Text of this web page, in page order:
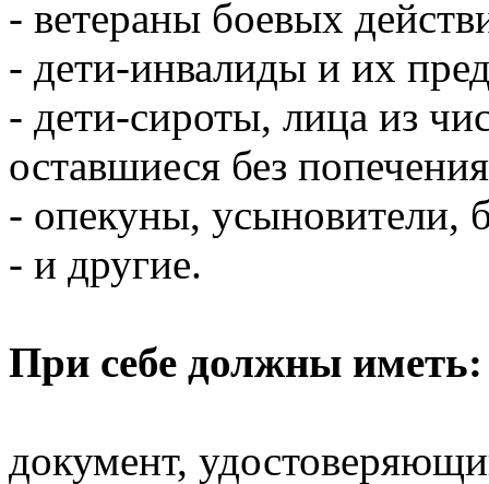
- ветераны боевых
- дети-инвалиды и их
- дети-сироты, лица из
оставшиеся без
- опекуны, усыновители,
- и другие.
При себе должны иметь:
документ,